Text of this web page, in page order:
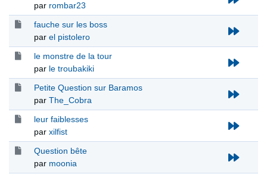
par rombar23
fauche sur les boss
par el pistolero
le monstre de la tour
par le troubakiki
Petite Question sur Baramos
par The_Cobra
leur faiblesses
par xilfist
Question bête
par moonia